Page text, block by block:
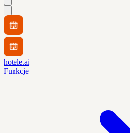
hotele.ai
Funkcje